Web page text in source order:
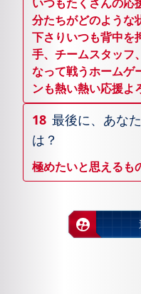
分たちがどのような
下さりいつも背中を
手、チームスタッフ
なって戦うホームゲ
ンも熱い熱い応援よ
18 最後に、あな
は？
極めたいと思えるも